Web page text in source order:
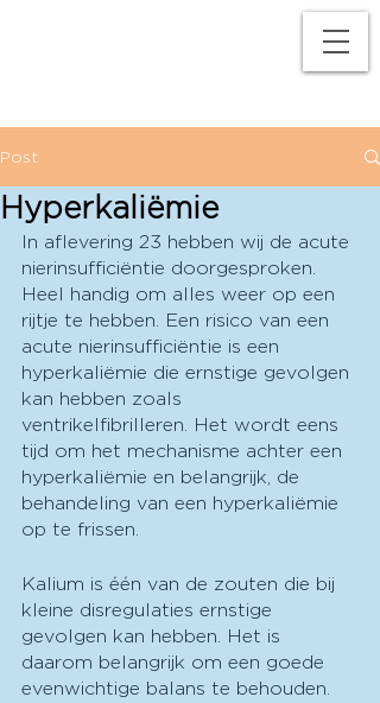
Post
Hyperkaliëmie
In aflevering 23 hebben wij de acute
nierinsufficiëntie doorgesproken.
Heel handig om alles weer op een
rijtje te hebben. Een risico van een
acute nierinsufficiëntie is een
hyperkaliëmie die ernstige gevolgen
kan hebben zoals
ventrikelfibrilleren. Het wordt eens
tijd om het mechanisme achter een
hyperkaliëmie en belangrijk, de
behandeling van een hyperkaliëmie
op te frissen.
Kalium is één van de zouten die bij
kleine disregulaties ernstige
gevolgen kan hebben. Het is
daarom belangrijk om een goede
evenwichtige balans te behouden.